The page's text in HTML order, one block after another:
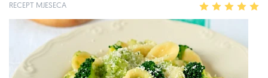
RECEPT MJESECA 2 3 4